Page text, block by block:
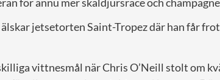
för ännu mer skaldjursrace och
jetsetorten Saint-Tropez där han får
vittnesmål när Chris O’Neill stolt om